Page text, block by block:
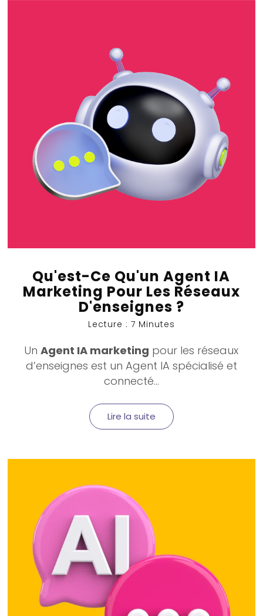
Qu'est-Ce Qu'un Agent IA
Marketing Pour Les Réseaux
D'enseignes ?
Lecture : 7 Minutes
UnAgent IA marketing pour les réseaux
d’enseignes est un Agent IA spécialisé et
connecté...
Lire la suite